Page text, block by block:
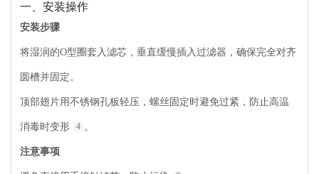
一、安装操作
安装步骤
将湿润的O型圈套入滤芯，垂直缓慢插入过滤器，确保完全对齐
圆槽并固定。
顶部翅片用不锈钢孔板轻压，螺丝固定时避免过紧，防止高温
消毒时变形 4 。
注意事项